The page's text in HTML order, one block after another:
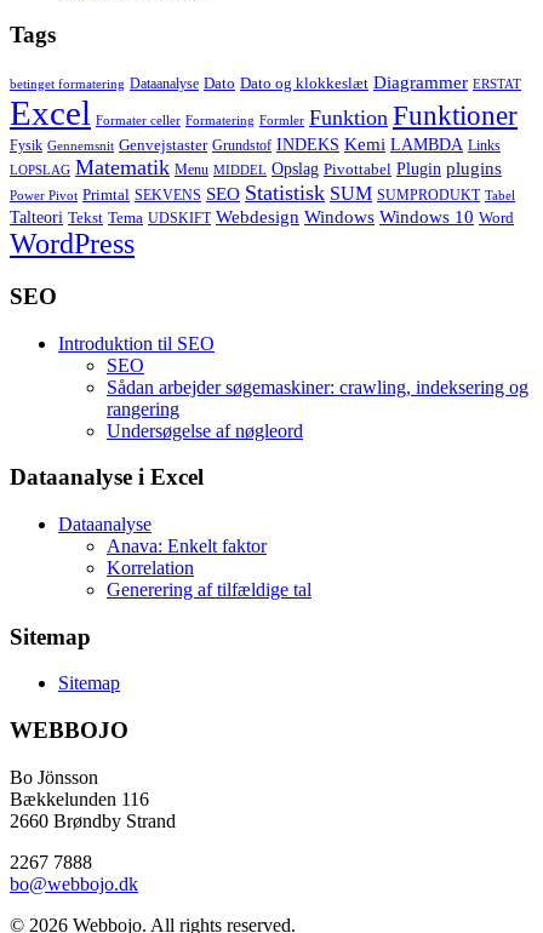
Tags
betinget formatering Dataanalyse Dato Dato og klokkeslæt Diagrammer ERSTAT
Excel Formater celler Formatering Formler Funktion Funktioner
Fysik Gennemsnit Genvejstaster Grundstof INDEKS Kemi LAMBDA Links
LOPSLAG Matematik Menu MIDDEL Opslag Pivottabel Plugin plugins
Power Pivot Primtal SEKVENS SEO Statistisk SUM SUMPRODUKT Tabel
Talteori Tekst Tema UDSKIFT Webdesign Windows Windows 10 Word
WordPress
SEO
Introduktion til SEO
SEO
Sådan arbejder søgemaskiner: crawling, indeksering og
rangering
Undersøgelse af nøgleord
Dataanalyse i Excel
Dataanalyse
Anava: Enkelt faktor
Korrelation
Generering af tilfældige tal
Sitemap
Sitemap
WEBBOJO
Bo Jönsson
Bækkelunden 116
2660 Brøndby Strand
2267 7888
bo@webbojo.dk
© 2026 Webbojo. All rights reserved.